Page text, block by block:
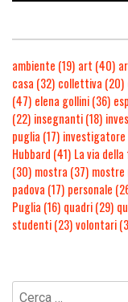
ambiente (19) art (40)
casa (32) collettiva (20)
(47) elena gollini(36)
(22) insegnanti(18)
puglia (17) investigatore
Hubbard (41) La via
(30) mostra (37) mostre
padova (17) personale
Puglia (16) quadri(29)
studenti(23)volontari